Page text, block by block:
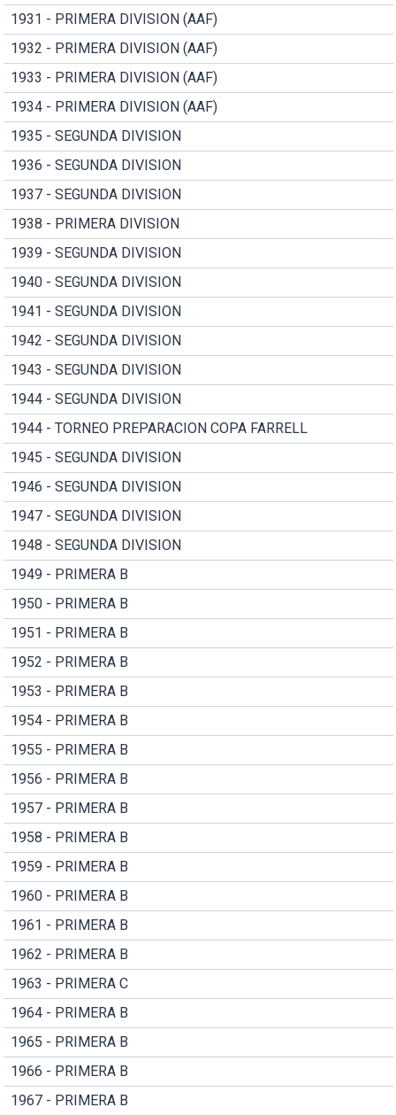
1931 - PRIMERA DIVISION (AAF)
1932 - PRIMERA DIVISION (AAF)
1933 - PRIMERA DIVISION (AAF)
1934 - PRIMERA DIVISION (AAF)
1935 - SEGUNDA DIVISION
1936 - SEGUNDA DIVISION
1937 - SEGUNDA DIVISION
1938 - PRIMERA DIVISION
1939 - SEGUNDA DIVISION
1940 - SEGUNDA DIVISION
1941 - SEGUNDA DIVISION
1942 - SEGUNDA DIVISION
1943 - SEGUNDA DIVISION
1944 - SEGUNDA DIVISION
1944 - TORNEO PREPARACION COPA FARRELL
1945 - SEGUNDA DIVISION
1946 - SEGUNDA DIVISION
1947 - SEGUNDA DIVISION
1948 - SEGUNDA DIVISION
1949 - PRIMERA B
1950 - PRIMERA B
1951 - PRIMERA B
1952 - PRIMERA B
1953 - PRIMERA B
1954 - PRIMERA B
1955 - PRIMERA B
1956 - PRIMERA B
1957 - PRIMERA B
1958 - PRIMERA B
1959 - PRIMERA B
1960 - PRIMERA B
1961 - PRIMERA B
1962 - PRIMERA B
1963 - PRIMERA C
1964 - PRIMERA B
1965 - PRIMERA B
1966 - PRIMERA B
1967 - PRIMERA B